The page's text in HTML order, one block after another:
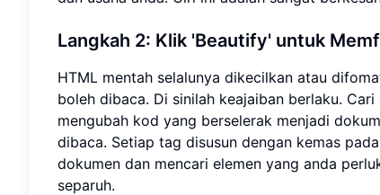
Langkah 2: Klik 'Beautify' untuk
HTML mentah selalunya dikecilkan atau
boleh dibaca. Di sinilah keajaiban berlaku.
mengubah kod yang berselerak menjadi
dibaca. Setiap tag disusun dengan kemas
dokumen dan mencari elemen yang anda
separuh.